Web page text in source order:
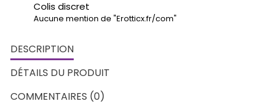
Colis discret
Aucune mention de "Erotticx.fr/com"
DESCRIPTION
DÉTAILS DU PRODUIT
COMMENTAIRES (0)